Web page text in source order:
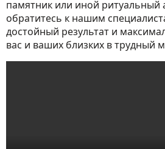
памятник или иной ритуальный
обратитесь к нашим
достойный результат и
вас и ваших близких в трудный